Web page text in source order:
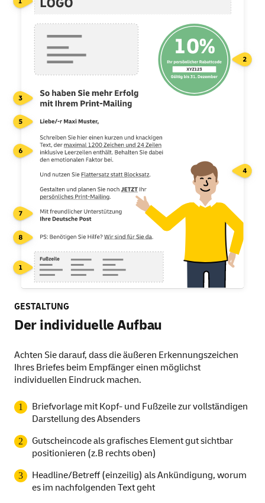
GESTALTUNG
Der individuelle Aufbau
Achten Sie darauf, dass die äußeren Erkennungszeichen
Ihres Briefes beim Empfänger einen möglichst
individuellen Eindruck machen.
Briefvorlage mit Kopf- und Fußzeile zur vollständigen
Darstellung des Absenders
Gutscheincode als grafisches Element gut sichtbar
positionieren (z.B rechts oben)
Headline/Betreff (einzeilig) als Ankündigung, worum
es im nachfolgenden Text geht